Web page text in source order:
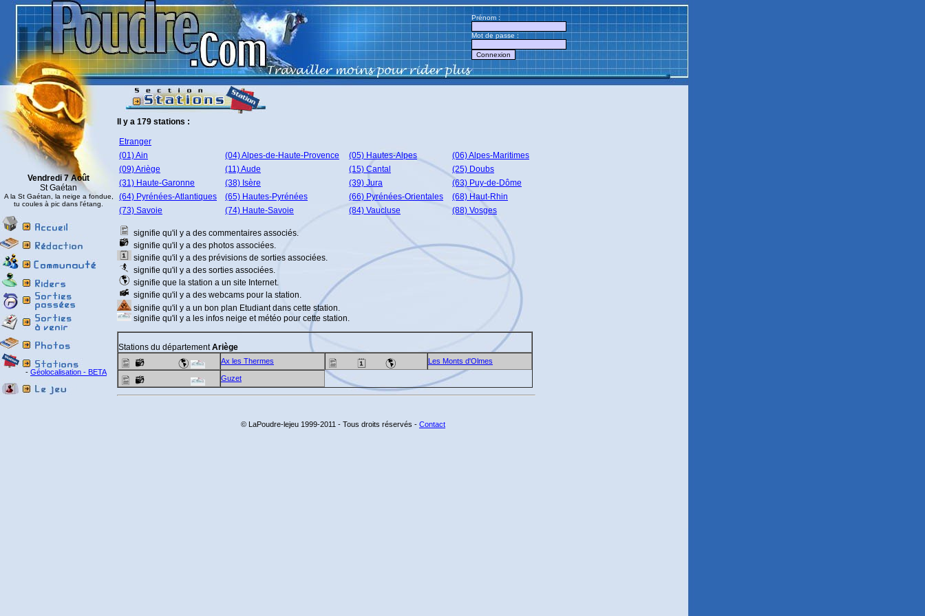
Prénom :
Mot de passe :
Vendredi 7 Août
St Gaétan
A la St Gaétan, la neige a fondue,
tu coules à pic dans l'étang.
- Géolocalisation - BETA
Il y a 179 stations :
Etranger
(01) Ain
(04) Alpes-de-Haute-Provence (05) Hautes-Alpes
(06) Alpes-Maritimes
(09) Ariège
(11) Aude (15) Cantal
(25) Doubs
(31) Haute-Garonne
(38) Isère (39) Jura
(63) Puy-de-Dôme
(64) Pyrénées-Atlantiques
(65) Hautes-Pyrénées (66) Pyrénées-Orientales
(68) Haut-Rhin
(73) Savoie
(74) Haute-Savoie (84) Vaucluse (88) Vosges
signifie qu'il y a des commentaires associés.
signifie qu'il y a des photos associées.
signifie qu'il y a des prévisions de sorties associées.
signifie qu'il y a des sorties associées.
signifie que la station a un site Internet.
signifie qu'il y a des webcams pour la station.
signifie qu'il y a un bon plan Etudiant dans cette station.
signifie qu'il y a les infos neige et météo pour cette station.
Stations du départementAriège
Ax les Thermes Les Monts d'Olmes
Guzet
© LaPoudre-lejeu 1999-2011 - Tous droits réservés - Contact